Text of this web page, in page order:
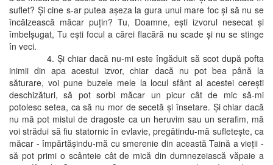
suflet? Şi cine s-ar putea aşeza la gura unui mare foc şi să nu se
încălzească măcar puţin? Tu, Doamne, eşti izvorul nesecat şi
îmbelşugat, Tu eşti focul a cărei flacără nu scade şi nu se stinge
în veci.
4. Şi chiar dacă nu-mi este îngăduit să scot după pofta
inimii din apa acestui izvor, chiar dacă nu pot bea până la
săturare, voi pune buzele mele la locul sfânt al acestei cereşti
deschizături, să pot sorbi măcar un picur cât de mic să-mi
potolesc setea, ca să nu mor de secetă şi însetare. Şi chiar dacă
nu mă pot mistui de dragoste ca un heruvim sau un serafim, mă
voi strădui să fiu statornic în evlavie, pregătindu-mă sufleteşte, ca
măcar - împărtăşindu-mă cu smerenie din această Taină a vieţii -
să pot primi o scânteie cât de mică din dumnezeiască văpaie a